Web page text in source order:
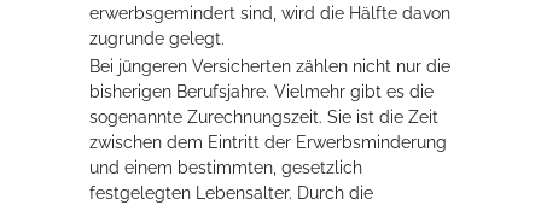
erwerbsgemindert sind, wird die Hälfte davon
zugrunde gelegt.
Bei jüngeren Versicherten zählen nicht nur die
bisherigen Berufsjahre. Vielmehr gibt es die
sogenannte Zurechnungszeit. Sie ist die Zeit
zwischen dem Eintritt der Erwerbsminderung
und einem bestimmten, gesetzlich
festgelegten Lebensalter. Durch die